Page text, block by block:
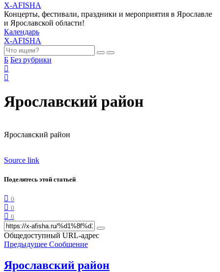
X-AFISHA
Концерты, фестивали, праздники и мероприятия в Ярославле
и Ярославской области!
Календарь
X-AFISHA
Б Без рубрики
Ярославский район
Ярославский район
Source link
Поделитесь этой статьей
0
0
0
Общедоступный URL-адрес
Предыдущее Сообщение
Ярославский район